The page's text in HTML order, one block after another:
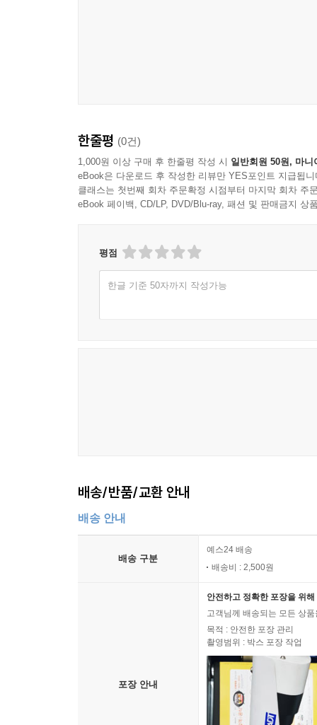
한줄평 (0건)
1,000원 이상 구매 후 한줄평 작성 시 일반회원 50원, 마니
eBook은 다운로드 후 작성한 리뷰만 YES포인트 지급됩니
클래스는 첫번째 회차 주문확정 시점부터 마지막 회차 주
eBook 페이백, CD/LP, DVD/Blu-ray, 패션 및 판매금지 상
평점
한글 기준 50자까지 작성가능
배송/반품/교환 안내
배송 안내
배송 구분
예스24 배송
배송비 : 2,500원
포장 안내
안전하고 정확한 포장을 위
고객님께 배송되는 모든 상
목적 : 안전한 포장 관리
촬영범위 : 박스 포장 작업